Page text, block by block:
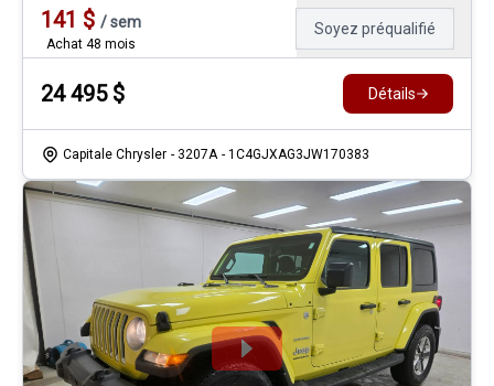
141 $ /sem
Achat 48 mois
Soyez préqualifié
24 495$ Détails
Capitale Chrysler - 3207A - 1C4GJXAG3JW170383